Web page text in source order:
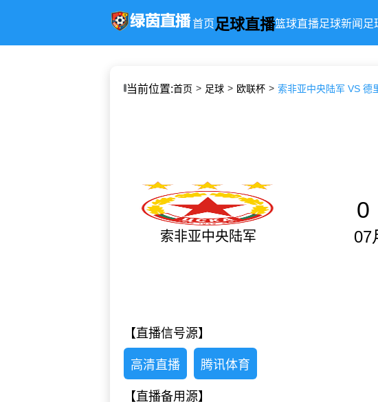
首页足球直播篮球直播足球新闻 足
当前位置:首页 足球 欧联杯 索非亚中央陆军 VS 德
索非亚中央陆军
0
07
【直播信号源】
高清直播 腾讯体育
【直播备用源】